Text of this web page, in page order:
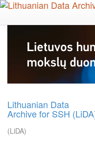
Skip
main
Lithuanian Data
Archive for SSH
(LiDA)